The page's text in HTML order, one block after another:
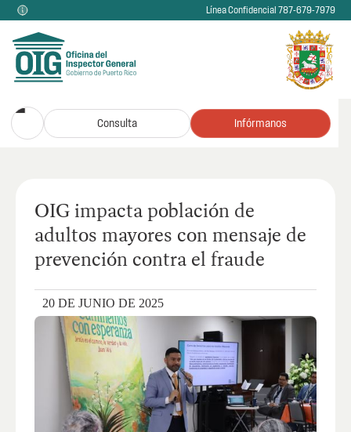
Línea Confidencial 787-679-7979
Consulta Infórmanos
OIG impacta población de
adultos mayores con mensaje de
prevención contra el fraude
20 DE JUNIO DE 2025